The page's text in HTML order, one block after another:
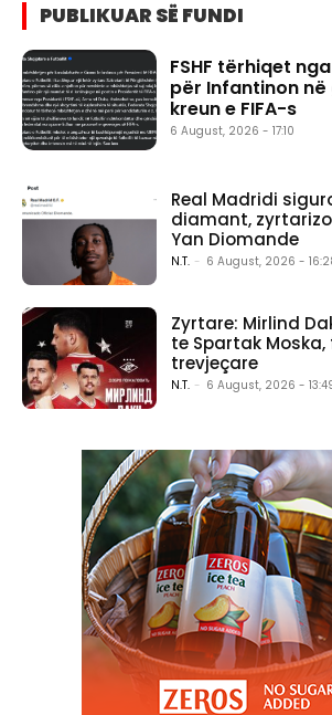
PUBLIKUAR SË FUNDI
FSHF tërhiqet
për Infantinon
kreun e FIFA-s
6 August, 2026 - 17:10
Real Madridi
diamant,
Yan Diomande
N.T. - 6 August, 2026 -
Zyrtare: Mirlind
te Spartak
trevjeçare
N.T. - 6 August, 2026 -